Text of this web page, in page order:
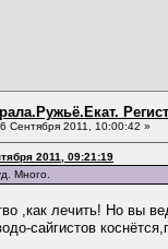
Сентября 2011, 10:00:42 »
2011, 09:21:19
Много.
,как лечить! Но вы
сайгистов